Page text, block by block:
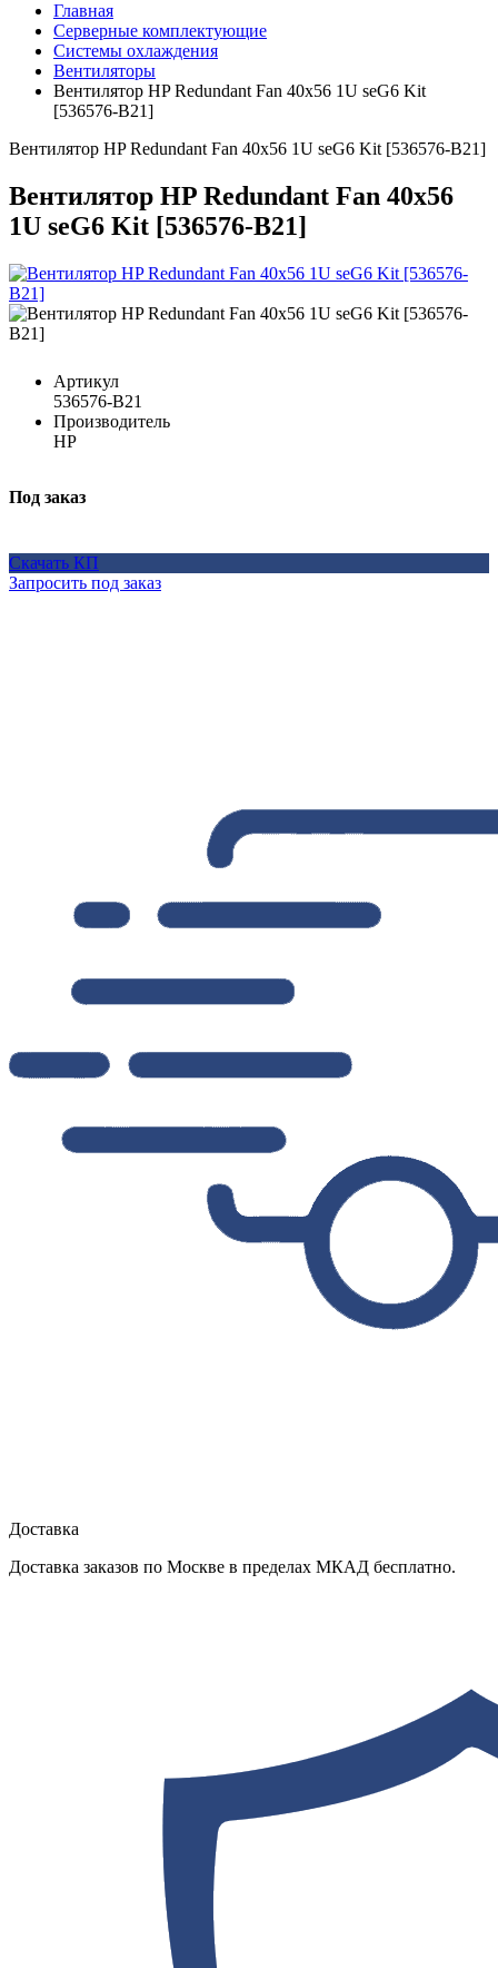
Главная
Серверные комплектующие
Системы охлаждения
Вентиляторы
Вентилятор HP Redundant Fan 40x56 1U seG6 Kit
[536576-B21]
Вентилятор HP Redundant Fan 40x56 1U seG6 Kit [536576-B21]
Вентилятор HP Redundant Fan 40x56
1U seG6 Kit [536576-B21]
Артикул
536576-B21
Производитель
HP
Под заказ
Скачать КП
Запросить под заказ
Доставка
Доставка заказов по Москве в пределах МКАД бесплатно.